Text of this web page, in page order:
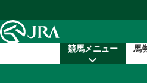
競馬メニュー 馬